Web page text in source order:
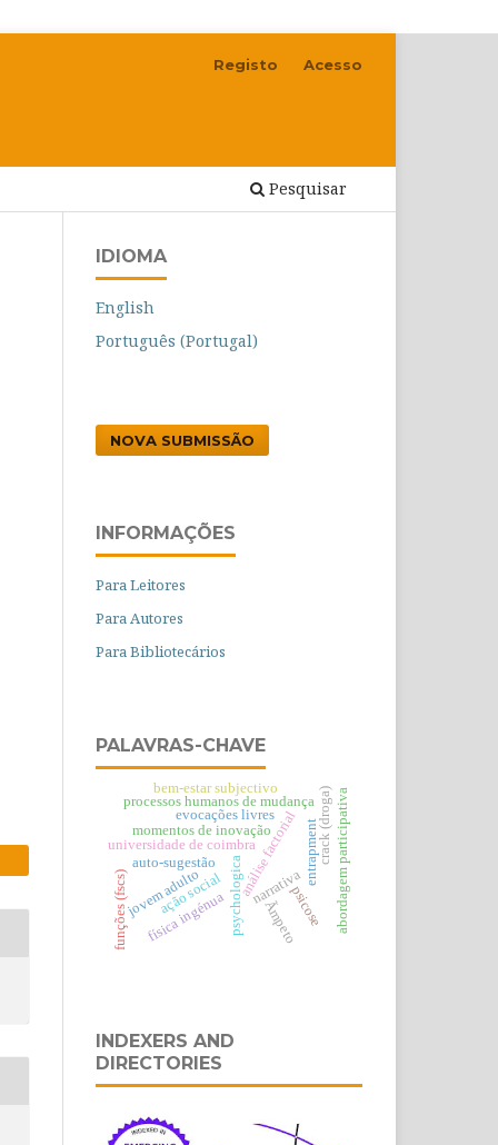
Pesquisar
Registo Acesso
IDIOMA
English
Português (Portugal)
NOVA SUBMISSÃO
INFORMAÇÕES
Para Leitores
Para Autores
Para Bibliotecários
PALAVRAS-CHAVE
auto-sugestão
ação social
universidade de coimbra
psychologicaanálise factorial
narrativa
processos humanos de mudança
momentos de inovação
entrapment
evocações livres
jovem adulto
crack (droga)abordagem participativa
funções (fscs) psicose
bem-estar subjectivo
física ingénua Ãmpeto
INDEXERS AND
DIRECTORIES